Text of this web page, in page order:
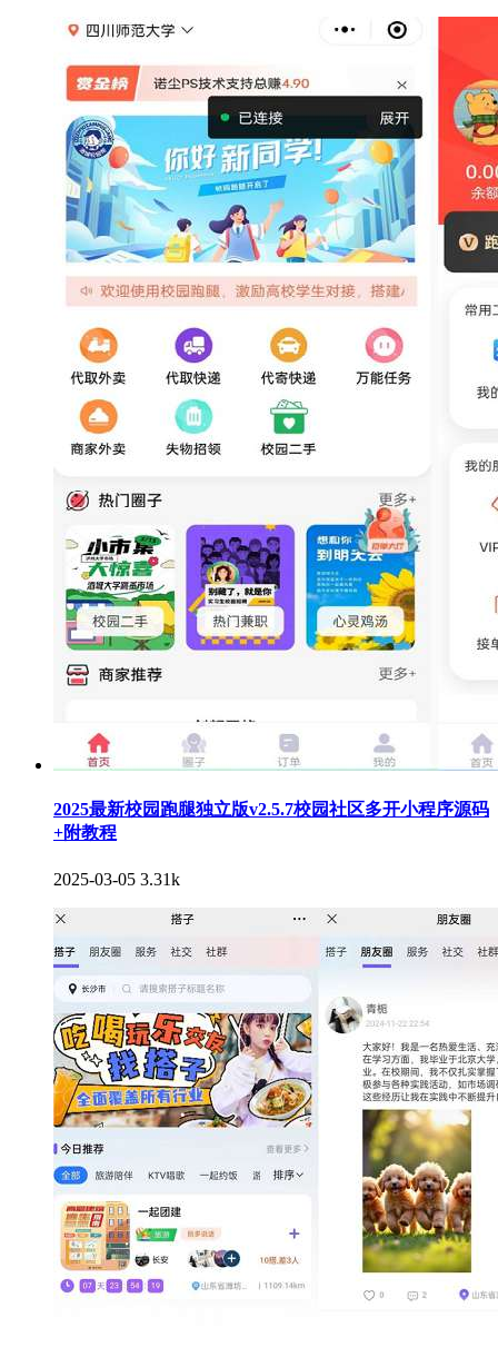
2025最新校园跑腿独立版v2.5.7校园社区多开小程序源码
+附教程
2025-03-05 3.31k